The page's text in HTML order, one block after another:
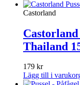
Castorland
Thailand
179 kr
Lägg till i